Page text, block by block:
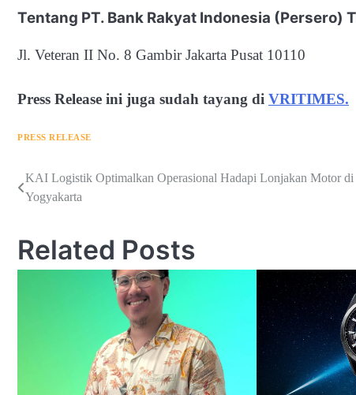
Tentang PT. Bank Rakyat Indonesia (Persero)
Jl. Veteran II No. 8 Gambir Jakarta Pusat 10110
Press Release ini juga sudah tayang di VRITIMES.
PRESS RELEASE
Navigasi
pos
KAI Logistik Optimalkan Operasional Hadapi Lonjakan Motor di
Yogyakarta
Related Posts